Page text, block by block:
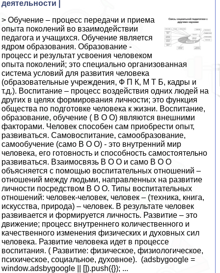
деятельности |
> Обучение – процесс передачи и приема
опыта поколений во взаимодействии
педагога и учащихся. Обучение является
ядром образования. Образование -
процесс и результат усвоения человеком
опыта поколений; это специально организованная
система условий для развития человека
(образовательные учреждения, Ф П К, М Т Б, кадры и
т.д.). Воспитание – процесс воздействия одних людей на
других в целях формирования личности; это функция
общества по подготовке человека к жизни. Воспитание,
образование, обучение ( В О О) являются внешними
факторами. Человек способен сам приобрести опыт,
развиваться. Самовоспитание, самообразование,
самообучение (само В О О) - это внутренний мир
человека, его готовность и способность самостоятельно
развиваться. Взаимосвязь В О О и само В О О
объясняется с помощью воспитательных отношений –
отношений между людьми, направленных на развитие
личности посредством В О О. Типы воспитательных
отношений: человек-человек, человек – (техника, книга,
искусства, природа) – человек. В результате человек
развивается и формируется личность. Развитие – это
движение; процесс внутреннего количественного и
качественного изменения физических и духовных сил
человека. Развитие человека идет в процессе
воспитания. ( Развитие: физическое, физиологическое,
психическое, социальное, духовное). (adsbygoogle =
window.adsbygoogle || []).push({}); ...